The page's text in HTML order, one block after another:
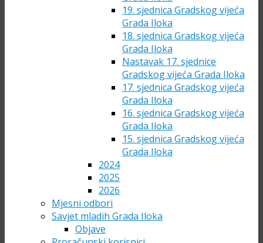
19. sjednica Gradskog vijeća
Grada Iloka
18. sjednica Gradskog vijeća
Grada Iloka
Nastavak 17. sjednice
Gradskog vijeća Grada Iloka
17. sjednica Gradskog vijeća
Grada Iloka
16. sjednica Gradskog vijeća
Grada Iloka
15. sjednica Gradskog vijeća
Grada Iloka
2024
2025
2026
Mjesni odbori
Savjet mladih Grada Iloka
Objave